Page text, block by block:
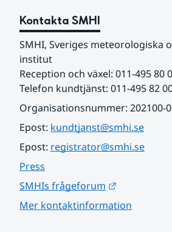
Kontakta SMHI
SMHI, Sveriges meteorologiska
institut
Reception och växel: 011-495 80
Telefon kundtjänst: 011-495 82
Organisationsnummer: 202100-
Epost: kundtjanst@smhi.se
Epost: registrator@smhi.se
Press
SMHIs frågeforum
Mer kontaktinformation